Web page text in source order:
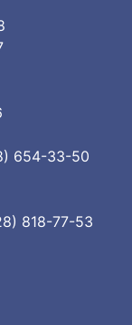
654-33-50
818-77-53